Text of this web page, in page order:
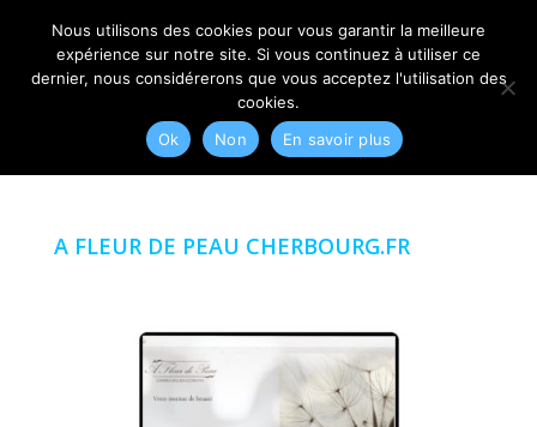
06 79 42 10 00 CONTACT@MYRIAM-CORBET.NET
A FLEUR DE PEAU CHERBOURG.FR
Nous utilisons des cookies pour vous garantir la meilleure
expérience sur notre site. Si vous continuez à utiliser ce
dernier, nous considérerons que vous acceptez l'utilisation des
cookies.
Ok
Non En savoir plus